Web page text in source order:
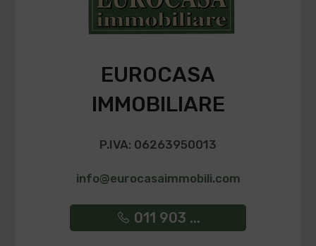
EUROCASA
IMMOBILIARE
P.IVA: 06263950013
info@eurocasaimmobili.com
011 903 ...